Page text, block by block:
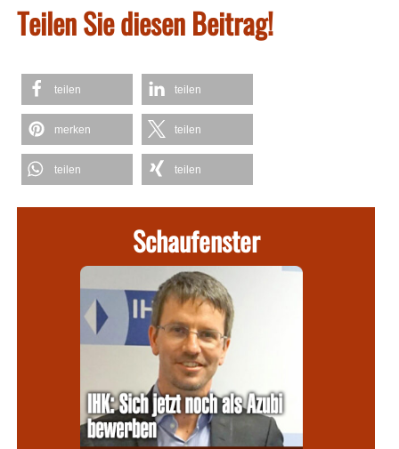
Teilen Sie diesen Beitrag!
teilen teilen
merken teilen
teilen teilen
Schaufenster